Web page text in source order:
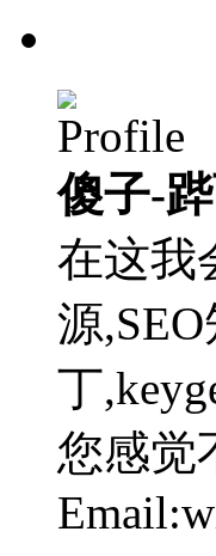
傻子-
在这我
源
丁
您感觉